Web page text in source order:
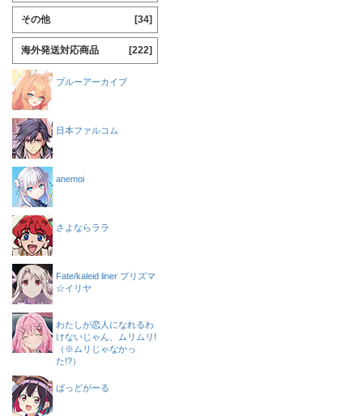
その他 [34]
海外発送対応商品 [222]
ブルーアーカイブ
日本ファルコム
anemoi
さよならララ
Fate/kaleid liner プリズマ
☆イリヤ
わたしが恋人になれるわ
けないじゃん、ムリムリ!
（※ムリじゃなかっ
た!?）
ばっどがーる